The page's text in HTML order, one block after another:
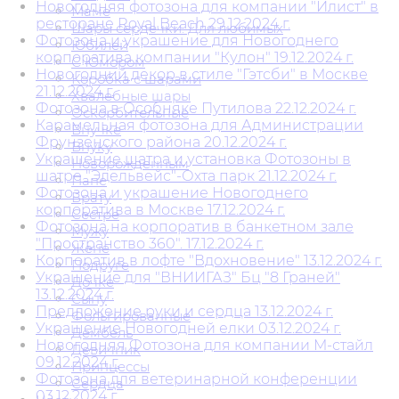
Маме
Шары сердечки. Для любимых
Юбилей
С Юмором
Коробка с шарами
Хвалебные шары
Оскорбительные
Внучке
Внуку
Новорожденным
Папе
Брату
Сестре
Мужу
Жене
Подруге
Дочке
Сыну
Фольгированные
Дембель
Девичник
Принцессы
Сердца
Новогодняя фотозона для компании "Илист" в
ресторане Royal Beach 29.12.2024 г.
Фотозона и украшение для Новогоднего
корпоратива компании "Кулон" 19.12.2024 г.
Новогодний декор в стиле "Гэтсби" в Москве
21.12.2024 г.
Фотозона в Особняке Путилова 22.12.2024 г.
Карамельная фотозона для Администрации
Фрунзенского района 20.12.2024 г.
Украшение шатра и установка Фотозоны в
шатре "Эдельвейс"-Охта парк 21.12.2024 г.
Фотозона и украшение Новогоднего
корпоратива в Москве 17.12.2024 г.
Фотозона на корпоратив в банкетном зале
"Пространство 360". 17.12.2024 г.
Корпоратив в лофте "Вдохновение" 13.12.2024 г.
Украшение для "ВНИИГАЗ" Бц "8 Граней"
13.12.2024 г.
Предложение руки и сердца 13.12.2024 г.
Украшение Новогодней елки 03.12.2024 г.
Новогодняя Фотозона для компании М-стайл
09.12.2024 г.
Фотозона для ветеринарной конференции